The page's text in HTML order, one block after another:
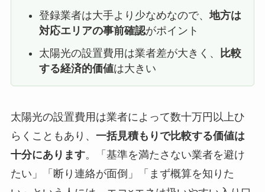
登録業者は大手より少なめなので、地方は
対応エリアの事前確認がポイント
太陽光の設置費用は業者差が大きく、
比較
する経済的価値は大きい
太陽光の設置費用は業者によって数十万円以上ひ
らくこともあり、 一括見積もりで比較する価値は
十分にあります。「基準を満たさない業者を避け
たい」「断り連絡が面倒」「まず概算を知りた